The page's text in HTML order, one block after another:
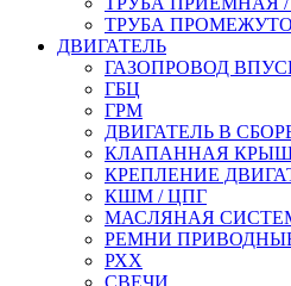
ТРУБА
ДВИГАТЕЛЬ
ГАЗОПРОВОД
ГБЦ
ГРМ
ДВИГАТЕЛЬ В
КЛАПАННАЯ
КРЕПЛЕНИЕ
КШМ / ЦПГ
МАСЛЯНАЯ
РЕМНИ
РХХ
СВЕЧИ